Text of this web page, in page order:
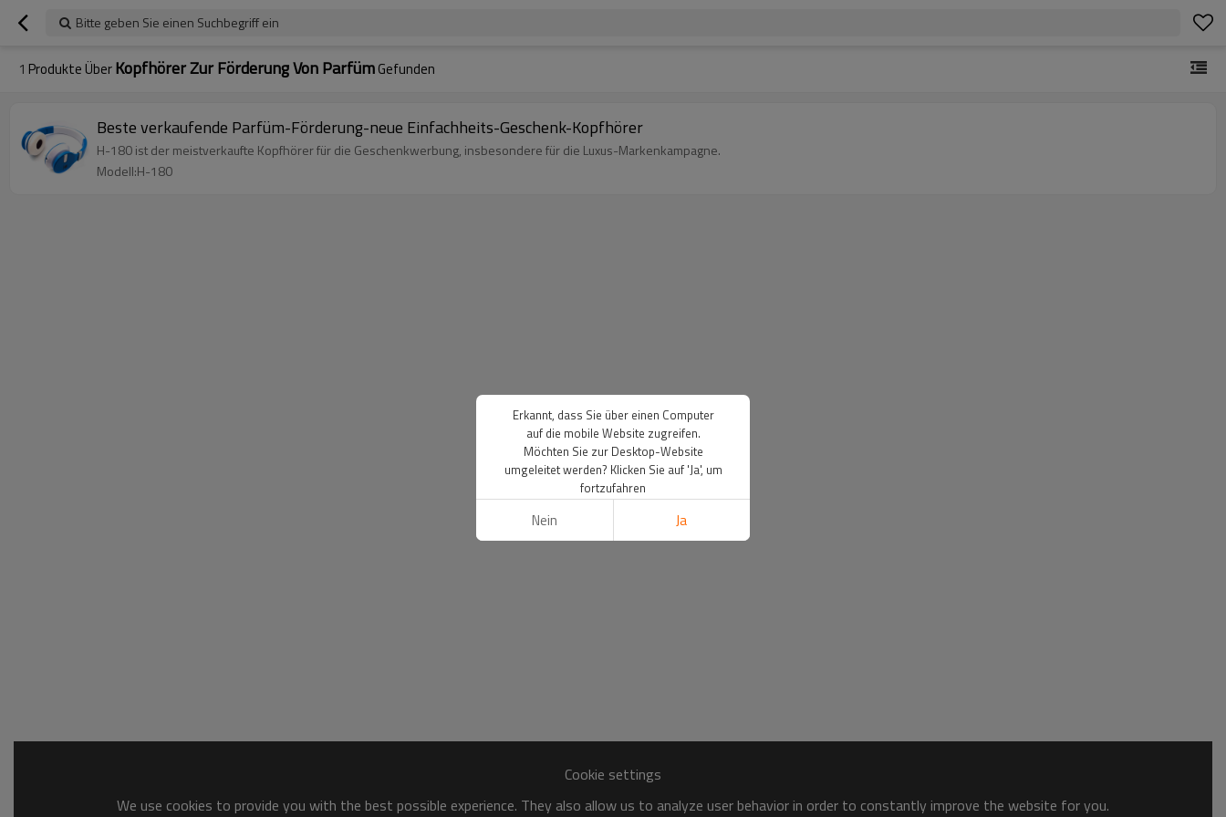
Bitte geben Sie einen Suchbegriff ein
1 Produkte ÜberKopfhörer Zur Förderung Von ParfümGefunden
Beste verkaufende Parfüm-Förderung-neue Einfachheits-Geschenk-Kopfhörer
H-180 ist der meistverkaufte Kopfhörer für die Geschenkwerbung, insbesondere für die Luxus-Markenkampagne.
Modell:H-180
Cookie settings
We use cookies to provide you with the best possible experience. They also allow us to analyze user behavior in order to constantly improve the website for you.
Erkannt, dass Sie über einen Computer
auf die mobile Website zugreifen.
Möchten Sie zur Desktop-Website
umgeleitet werden? Klicken Sie auf 'Ja', um
fortzufahren
Nein Ja